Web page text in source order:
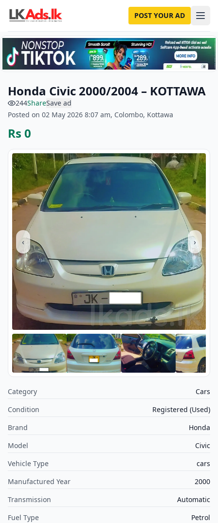
POST YOUR AD
Honda Civic 2000/2004 – KOTTAWA
244ShareSave ad
Posted on 02 May 2026 8:07 am, Colombo, Kottawa
Rs 0
‹ ›
Category
Cars
Condition
Registered (Used)
Brand
Honda
Model
Civic
Vehicle Type
cars
Manufactured Year
2000
Transmission
Automatic
Fuel Type
Petrol